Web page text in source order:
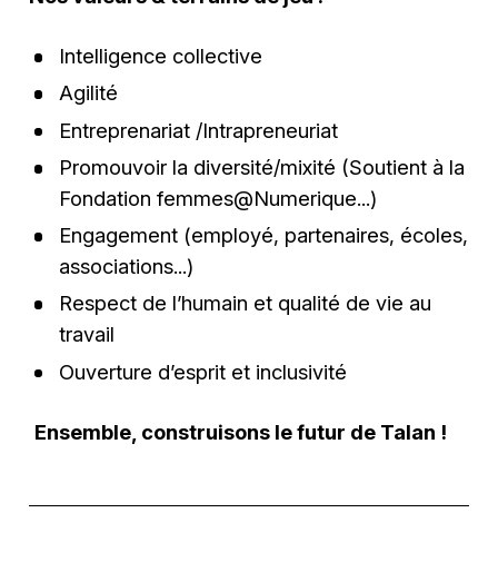
Intelligence collective
Agilité
Entreprenariat /Intrapreneuriat
Promouvoir la diversité/mixité (Soutient à la
Fondation femmes@Numerique...)
Engagement (employé, partenaires, écoles,
associations...)
Respect de l’humain et qualité de vie au
travail
Ouverture d’esprit et inclusivité
Ensemble, construisons le futur de Talan !